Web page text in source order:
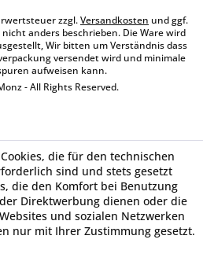
zzgl.Versandkosten und ggf.
anders beschrieben. Die Ware wird
Wir bitten um Verständnis dass
versendet wird und minimale
aufweisen kann.
- All Rights Reserved.
die für den technischen
sind und stets gesetzt
die den Komfort bei Benutzung
Direktwerbung dienen oder die
und sozialen Netzwerken
nur mit Ihrer Zustimmung gesetzt.